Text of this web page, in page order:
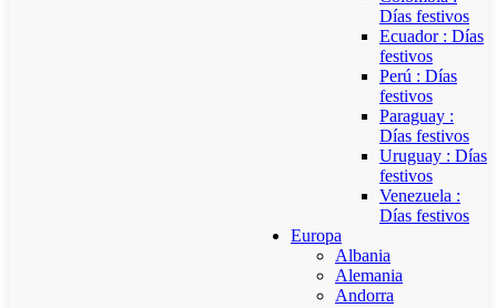
Días festivos
Ecuador : Días
festivos
Perú : Días
festivos
Paraguay :
Días festivos
Uruguay : Días
festivos
Venezuela :
Días festivos
Europa
Albania
Alemania
Andorra